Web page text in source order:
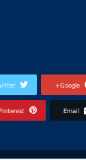
Google+
Email